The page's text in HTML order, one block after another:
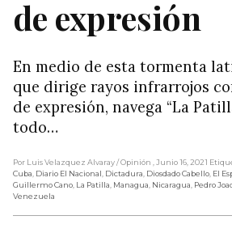
de expresión
En medio de esta tormenta
que dirige rayos infrarrojos
de expresión, navega “La
todo…
Por Luis Velazquez Alvaray/ Opinión , Junio 16, 2021
Cuba, Diario El Nacional, Dictadura, Diosdado Cabello, El
Guillermo Cano, La Patilla, Managua, Nicaragua, Pedro
Venezuela